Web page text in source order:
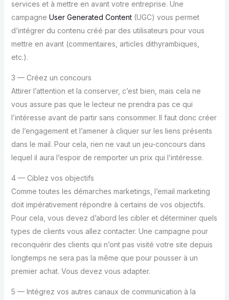
services et à mettre en avant votre entreprise. Une
campagne User Generated Content(UGC) vous permet
d’intégrer du contenu créé par des utilisateurs pour vous
mettre en avant (commentaires, articles dithyrambiques,
etc.).
3 — Créez un concours
Attirer l’attention et la conserver, c’est bien, mais cela ne
vous assure pas que le lecteur ne prendra pas ce qui
l’intéresse avant de partir sans consommer. Il faut donc créer
de l’engagement et l’amener à cliquer sur les liens présents
dans le mail. Pour cela, rien ne vaut un jeu-concours dans
lequel il aura l’espoir de remporter un prix qui l’intéresse.
4 — Ciblez vos objectifs
Comme toutes les démarches marketings, l’email marketing
doit impérativement répondre à certains de vos objectifs.
Pour cela, vous devez d’abord les cibler et déterminer quels
types de clients vous allez contacter. Une campagne pour
reconquérir des clients qui n’ont pas visité votre site depuis
longtemps ne sera pas la même que pour pousser à un
premier achat. Vous devez vous adapter.
5 — Intégrez vos autres canaux de communication à la